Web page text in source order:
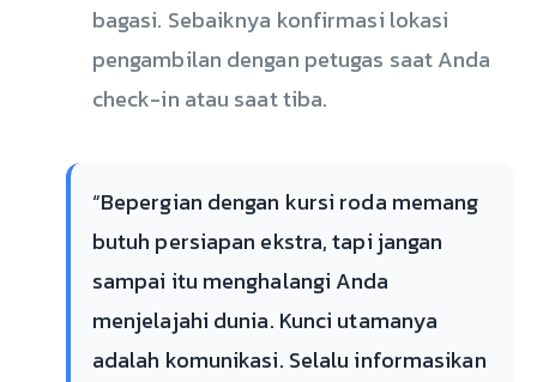
bagasi. Sebaiknya konfirmasi lokasi
pengambilan dengan petugas saat Anda
check-in atau saat tiba.
“Bepergian dengan kursi roda memang
butuh persiapan ekstra, tapi jangan
sampai itu menghalangi Anda
menjelajahi dunia. Kunci utamanya
adalah komunikasi. Selalu informasikan